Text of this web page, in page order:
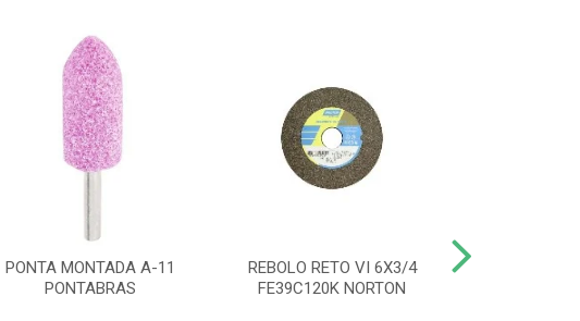
PONTA MONTADA A-11
PONTABRAS
REBOLO RETO VI 6X3/4
FE39C120K NORTON